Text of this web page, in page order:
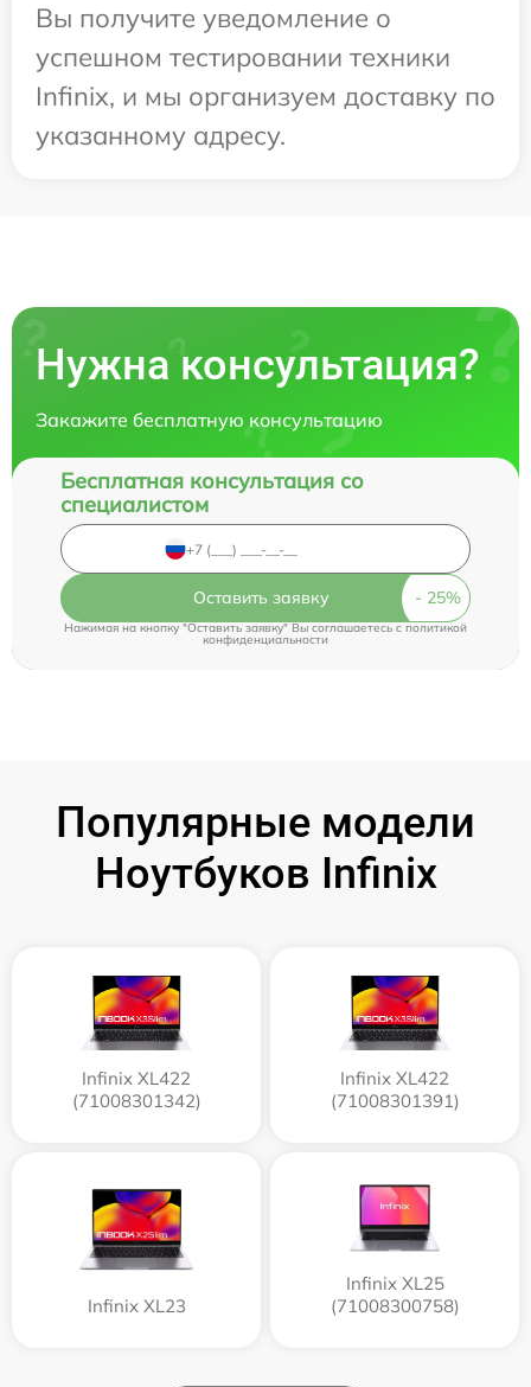
Вы получите уведомление о
успешном тестировании техники
Infinix, и мы организуем доставку по
указанному адресу.
Нужна консультация?
Закажите бесплатную консультацию
Бесплатная консультация со
специалистом
Оставить заявку
Нажимая на кнопку "Оставить заявку" Вы соглашаетесь c политикой
конфиденциальности
Популярные модели
Ноутбуков Infinix
Infinix XL422
(71008301342)
Infinix XL422
(71008301391)
Infinix XL23
Infinix XL25
(71008300758)